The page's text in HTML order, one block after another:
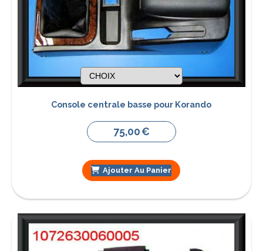
Console centrale basse pour Korando
75,00€
Ajouter Au Panier